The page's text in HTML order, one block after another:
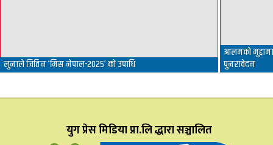
लुनाले जितिन ‘मिस नेपाल-२०२५’ को उपाधि
आलमको
पुनरावेदन
युग प्रेस मिडिया प्रा.लि द्धारा सञ्चालित